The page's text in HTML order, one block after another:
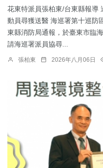
花東特派員張柏東/台東縣報導
動員尋獲送醫 海巡署第十巡防
東縣消防局通報，於臺東市臨
請海巡署派員協尋...
張柏東 2026年八月06日